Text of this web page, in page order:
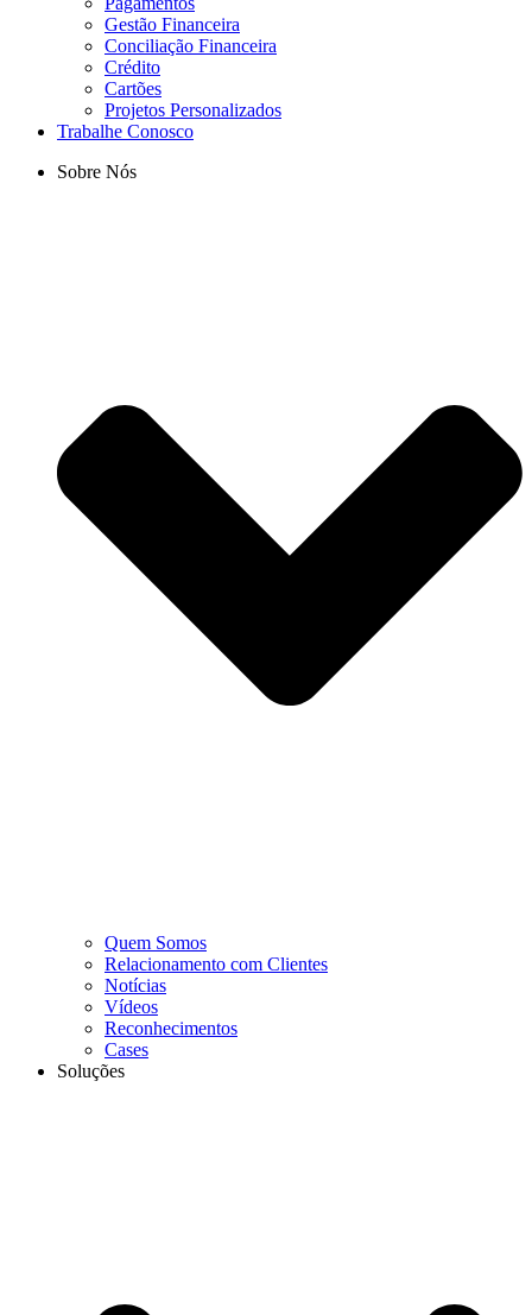
Gestão Financeira
Conciliação Financeira
Crédito
Cartões
Projetos Personalizados
Trabalhe Conosco
Sobre Nós
Quem Somos
Relacionamento com Clientes
Notícias
Vídeos
Reconhecimentos
Cases
Soluções